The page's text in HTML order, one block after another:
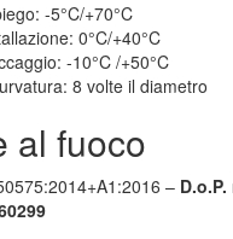
-5°C/+70°C
0°C/+40°C
-10°C /+50°C
8 volte il diametro
al fuoco
–